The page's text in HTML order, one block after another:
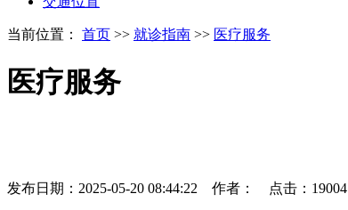
当前位置： 首页 >> 就诊指南 >> 医疗服务
医疗服务
发布日期：2025-05-20 08:44:22 作者： 点击：19004